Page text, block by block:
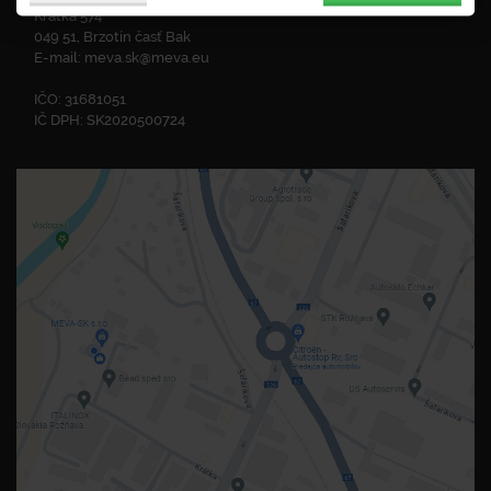
Krátka 574
049 51, Brzotín časť Bak
E-mail: meva.sk@meva.eu
IČO: 31681051
IČ DPH: SK2020500724